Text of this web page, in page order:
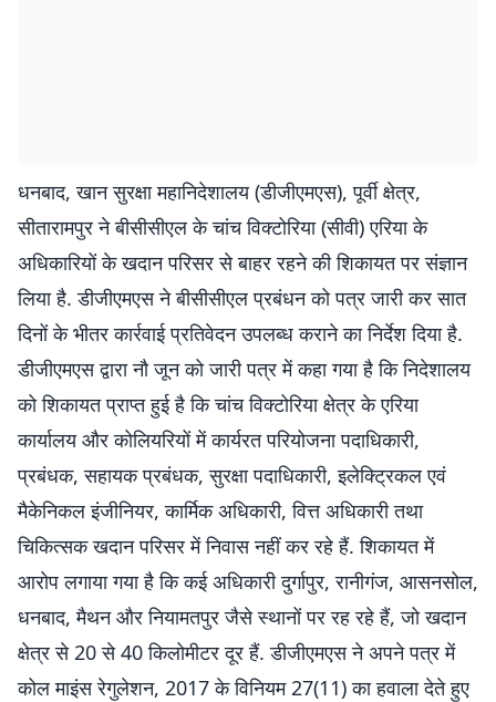
धनबाद, खान सुरक्षा महानिदेशालय (डीजीएमएस), पूर्वी क्षेत्र,
सीतारामपुर ने बीसीसीएल के चांच विक्टोरिया (सीवी) एरिया के
अधिकारियों के खदान परिसर से बाहर रहने की शिकायत पर संज्ञान
लिया है. डीजीएमएस ने बीसीसीएल प्रबंधन को पत्र जारी कर सात
दिनों के भीतर कार्रवाई प्रतिवेदन उपलब्ध कराने का निर्देश दिया है.
डीजीएमएस द्वारा नौ जून को जारी पत्र में कहा गया है कि निदेशालय
को शिकायत प्राप्त हुई है कि चांच विक्टोरिया क्षेत्र के एरिया
कार्यालय और कोलियरियों में कार्यरत परियोजना पदाधिकारी,
प्रबंधक, सहायक प्रबंधक, सुरक्षा पदाधिकारी, इलेक्ट्रिकल एवं
मैकेनिकल इंजीनियर, कार्मिक अधिकारी, वित्त अधिकारी तथा
चिकित्सक खदान परिसर में निवास नहीं कर रहे हैं. शिकायत में
आरोप लगाया गया है कि कई अधिकारी दुर्गापुर, रानीगंज, आसनसोल,
धनबाद, मैथन और नियामतपुर जैसे स्थानों पर रह रहे हैं, जो खदान
क्षेत्र से 20 से 40 किलोमीटर दूर हैं. डीजीएमएस ने अपने पत्र में
कोल माइंस रेगुलेशन, 2017 के विनियम 27(11) का हवाला देते हुए